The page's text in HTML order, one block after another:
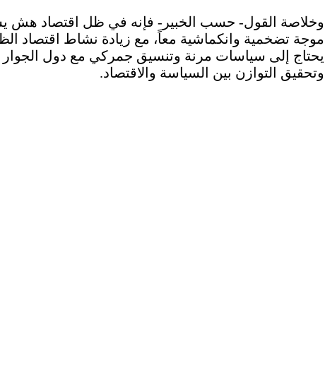
وخلاصة القول- حسب الخبير- فإنه في ظل اقتصاد هش
موجة تضخمية وانكماشية معاً، مع زيادة نشاط اقتصاد
يحتاج إلى سياسات مرنة وتنسيق جمركي مع دول الجوار
وتحقيق التوازن بين السياسة والاقتصاد.